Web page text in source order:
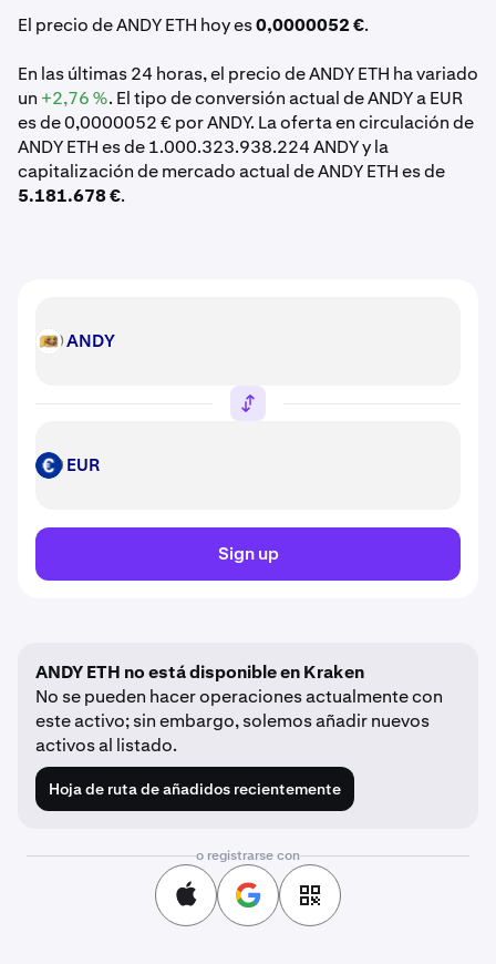
El precio de ANDY ETH hoy es0,0000052 €.
En las últimas 24 horas, el precio de ANDY ETH ha variado
un +2,76 %. El tipo de conversión actual de ANDY a EUR
es de 0,0000052 € por ANDY. La oferta en circulación de
ANDY ETH es de 1.000.323.938.224 ANDY y la
capitalización de mercado actual de ANDY ETH es de
5.181.678 €.
ANDY ANDY
EUR EUR
Sign up
ANDY ETH no está disponible en Kraken
No se pueden hacer operaciones actualmente con
este activo; sin embargo, solemos añadir nuevos
activos al listado.
Hoja de ruta de añadidos recientemente
o registrarse con